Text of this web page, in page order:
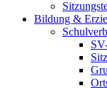
Bildung &